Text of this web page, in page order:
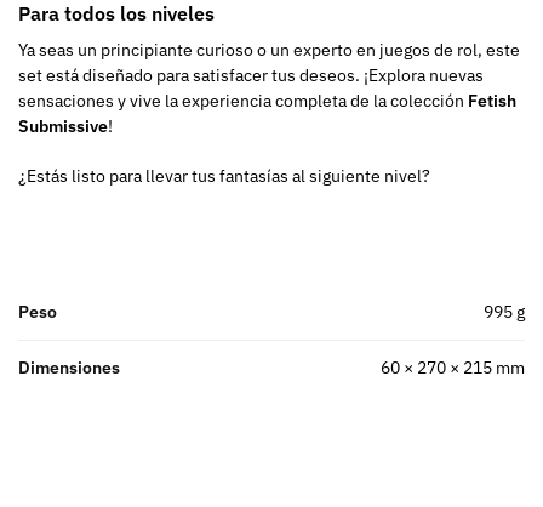
Para todos los niveles
Ya seas un principiante curioso o un experto en juegos de rol, este
set está diseñado para satisfacer tus deseos. ¡Explora nuevas
sensaciones y vive la experiencia completa de la colección Fetish
Submissive!
¿Estás listo para llevar tus fantasías al siguiente nivel?
Peso 995 g
Dimensiones 60 × 270 × 215 mm